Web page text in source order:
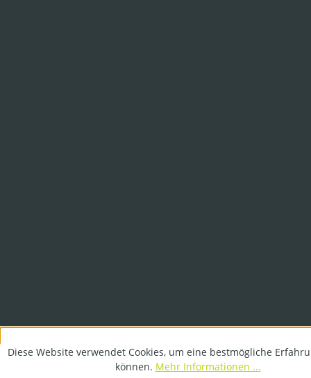
Diese Website verwendet Cookies, um eine bestmögliche
können. Mehr Informationen ...